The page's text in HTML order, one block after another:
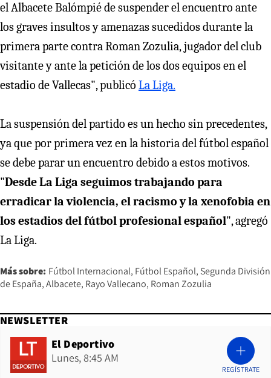
el Albacete Balómpié de suspender el encuentro ante
los graves insultos y amenazas sucedidos durante la
primera parte contra Roman Zozulia, jugador del club
visitante y ante la petición de los dos equipos en el
estadio de Vallecas", publicó La Liga.
La suspensión del partido es un hecho sin precedentes,
ya que por primera vez en la historia del fútbol español
se debe parar un encuentro debido a estos motivos.
"Desde La Liga seguimos trabajando para
erradicar la violencia, el racismo y la xenofobia en
los estadios del fútbol profesional español", agregó
La Liga.
Más sobre: Fútbol Internacional Fútbol Español Segunda División
de España Albacete Rayo Vallecano Roman Zozulia
NEWSLETTER
El Deportivo
Lunes, 8:45 AM
REGÍSTRATE